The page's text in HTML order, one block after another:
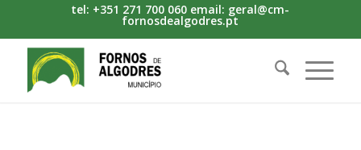
tel: +351 271 700 060 email: geral@cm-
fornosdealgodres.pt